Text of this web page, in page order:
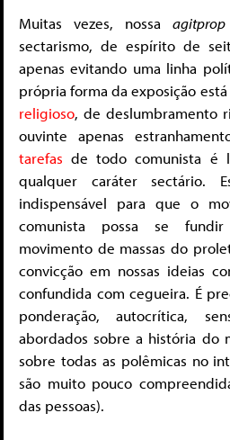
Muitas vezes, nossa agitprop
sectarismo, de espírito de
apenas evitando uma linha
própria forma da exposição
religioso, de deslumbramento
ouvinte apenas
tarefas de todo comunista é
qualquer caráter sectário.
indispensável para que o
comunista possa se fundir
movimento de massas do
convicção em nossas ideias
confundida com cegueira. É
ponderação, autocrítica,
abordados sobre a história do
sobre todas as polêmicas no
são muito pouco
das pessoas).